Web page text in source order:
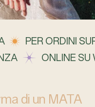
PER ORDINI
ONLINE
di un MATA